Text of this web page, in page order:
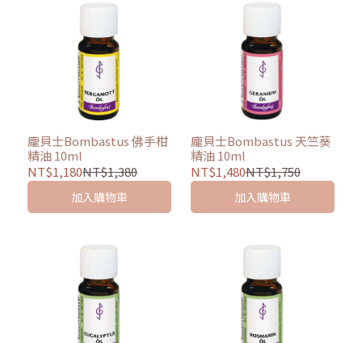
龐貝士Bombastus 佛手柑
精油 10ml
NT$1,180NT$1,380
加入購物車
龐貝士Bombastus 天竺葵
精油 10ml
NT$1,480NT$1,750
加入購物車